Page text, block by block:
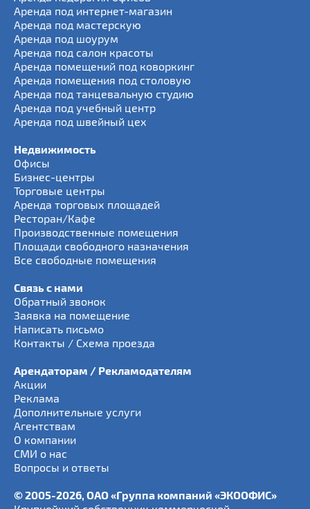
Аренда под интернет-магазин
Аренда под мастерскую
Аренда под шоурум
Аренда под салон красоты
Аренда помещений под коворкинг
Аренда помещения под столовую
Аренда под танцевальную студию
Аренда под учебный центр
Аренда под швейный цех
Недвижимость
Офисы
Бизнес-центры
Торговые центры
Аренда торговых площадей
Ресторан/Кафе
Производственные помещения
Площади свободного назначения
Все свободные помещения
Связь с нами
Обратный звонок
Заявка на помещение
Написать письмо
Контакты / Схема проезда
Арендаторам / Рекламодателям
Акции
Реклама
Дополнительные услуги
Агентствам
О компании
СМИ о нас
Вопросы и ответы
© 2005-2026, ОАО «Группа компаний «ЭКООФИС»